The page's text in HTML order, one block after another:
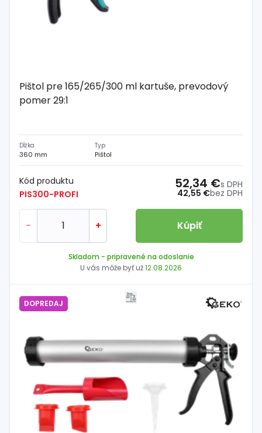
Pištol pre 165/265/300 ml kartuše, prevodový
pomer 29:1
Dĺžka
360 mm
Typ
Pištol
Kód produktu
PIS300-PROFI
42,55 €bez DPH
52,34 €s DPH
- + Kúpiť
Skladom - pripravené na odoslanie
U vás môže byť už12.08.2026
DOPREDAJ